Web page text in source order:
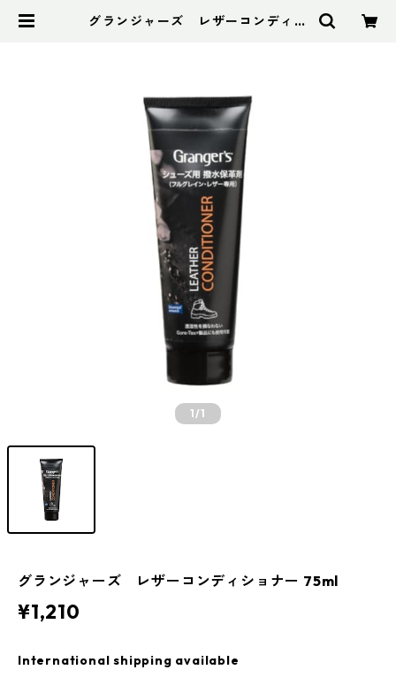
グランジャーズ レザーコンディシ
1/1
グランジャーズ レザーコンディショナー 75ml
¥1,210
International shipping available